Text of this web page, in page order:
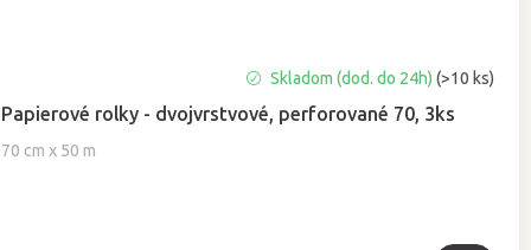
Papierové rolky - dvojvrstvové, perforované 70, 3ks
70 cm x 50 m
hodnotenie
produktu
je
Skladom (dod. do 24h)(>10 ks)